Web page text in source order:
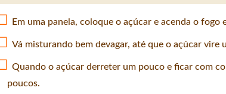
Em uma panela, coloque o açúcar e acenda o fogo
Vá misturando bem devagar, até que o açúcar vire
Quando o açúcar derreter um pouco e ficar com
poucos.